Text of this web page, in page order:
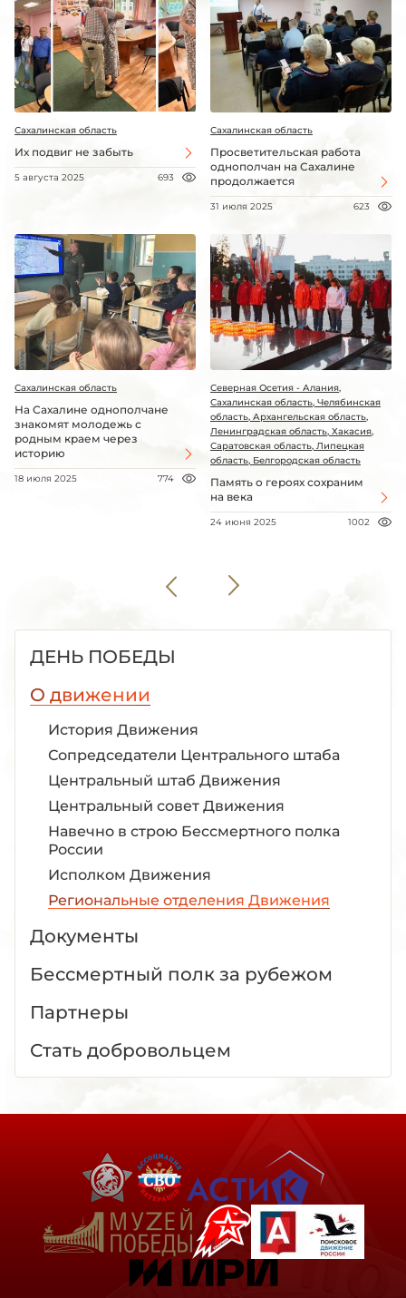
Сахалинская область
Их подвиг не забыть
5 августа 2025 693
Сахалинская область
Просветительская работа
однополчан на Сахалине
продолжается
31 июля 2025 623
Сахалинская область
На Сахалине однополчане
знакомят молодежь с
родным краем через
историю
18 июля 2025 774
Северная Осетия - Алания,
Сахалинская область, Челябинская
область, Архангельская область,
Ленинградская область, Хакасия,
Саратовская область, Липецкая
область, Белгородская область
Память о героях сохраним
на века
24 июня 2025 1002
ДЕНЬ ПОБЕДЫ
О движении
История Движения
Сопредседатели Центрального штаба
Центральный штаб Движения
Центральный совет Движения
Навечно в строю Бессмертного полка
России
Исполком Движения
Региональные отделения Движения
Документы
Бессмертный полк за рубежом
Партнеры
Стать добровольцем